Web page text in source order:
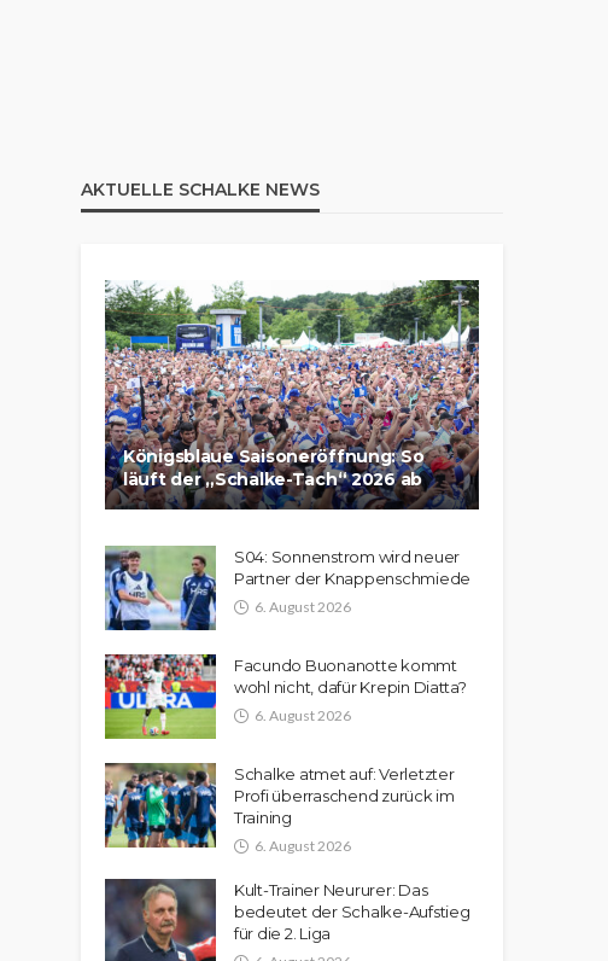
AKTUELLE SCHALKE NEWS
Königsblaue Saisoneröffnung: So
läuft der „Schalke-Tach“ 2026 ab
S04: Sonnenstrom wird neuer
Partner der Knappenschmiede
6. August 2026
Facundo Buonanotte kommt
wohl nicht, dafür Krepin Diatta?
6. August 2026
Schalke atmet auf: Verletzter
Profi überraschend zurück im
Training
6. August 2026
Kult-Trainer Neururer: Das
bedeutet der Schalke-Aufstieg
für die 2. Liga